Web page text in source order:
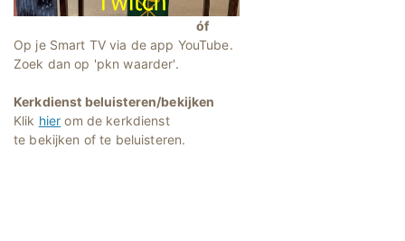
óf
Op je Smart TV via de app YouTube.
Zoek dan op 'pkn waarder'.
Kerkdienst beluisteren/bekijken
Klik hier om de kerkdienst
te bekijken of te beluisteren.